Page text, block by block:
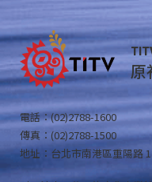
原
電話：(02)2788-1600
傳真：(02)2788-1500
地址：台北市南港區重陽路